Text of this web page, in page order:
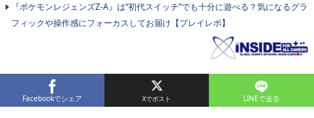
『ポケモンレジェンズZ-A』は“初代スイッチ”でも十分に遊べる？気になるグラ
フィックや操作感にフォーカスしてお届け【プレイレポ】
Facebookでシェア LINEで送る